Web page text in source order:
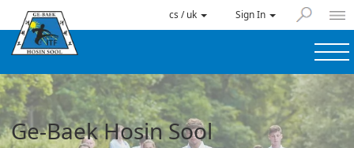
cs / uk Sign In
Ge-Baek Hosin Sool